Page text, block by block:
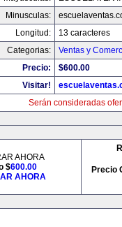
Minusculas:
Longitud:
13 caracteres
Categorias:
Ventas y
Precio:
$600.00
Visitar!
Serán consideradas
AHORA
$600.00
AHORA
Precio